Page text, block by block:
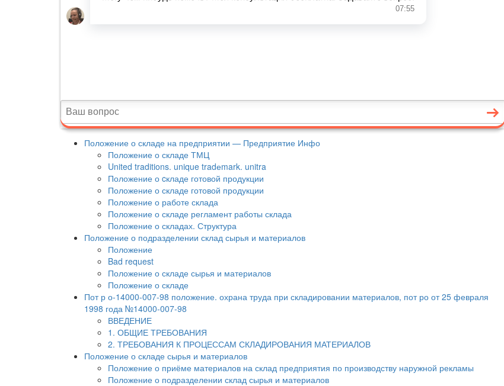
Положение о складе на предприятии — Предприятие Инфо
Положение о складе ТМЦ
United traditions. unique tradеmark. unitra
Положение о cкладе готовой продукции
Положение о складе готовой продукции
Положение о работе склада
Положение о складе регламент работы склада
Положение о складах. Структура
Положение о подразделении склад сырья и материалов
Положение
Bad request
Положение о складе сырья и материалов
Положение о складе
Пот р о-14000-007-98 положение. охрана труда при складировании материалов, пот ро от 25 февраля
1998 года №14000-007-98
ВВЕДЕНИЕ
1. ОБЩИЕ ТРЕБОВАНИЯ
2. ТРЕБОВАНИЯ К ПРОЦЕССАМ СКЛАДИРОВАНИЯ МАТЕРИАЛОВ
Положение о складе сырья и материалов
Положение о приёме материалов на склад предприятия по производству наружной рекламы
Положение о подразделении склад сырья и материалов